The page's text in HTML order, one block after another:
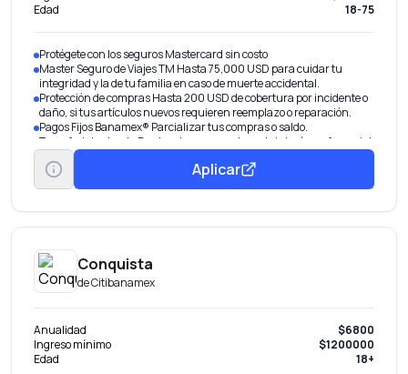
Edad
18-75
Protégete con los seguros Mastercard sin costo
Master Seguro de Viajes TM Hasta 75,000 USD para cuidar tu
integridad y la de tu familia en caso de muerte accidental.
Protección de compras Hasta 200 USD de cobertura por incidente o
daño, si tus artículos nuevos requieren reemplazo o reparación.
Pagos Fijos Banamex® Parcializar tus compras o saldo.
Transferir tu deuda De otros bancos con tasa de interés preferencial.
Aumentar tu línea de crédito Obtén más en tu tarjeta por tu buen
comportamiento.
Disponible Banamex Convierte parte de tu línea de crédito en efectivo
Aplicar
Conquista
deCitibanamex
Anualidad
$6800
Ingreso mínimo
$1200000
Edad
18+